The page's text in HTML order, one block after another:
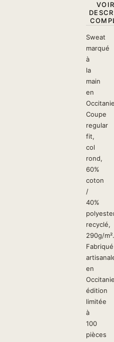
Sweat
marqué
à
la
main
en
Coupe
regular
fit,
col
rond,
60%
coton
/
40%
recyclé,
290g/m².
Fabriqué
en
édition
limitée
à
100
pièces